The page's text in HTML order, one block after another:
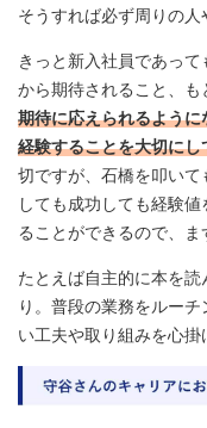
そうすれば必ず周りの人
きっと新入社員であっ
から期待されること、も
期待に応えられるよう
経験することを大切にし
切ですが、石橋を叩い
しても成功しても経験
ることができるので、ま
たとえば自主的に本を
り。普段の業務をルー
い工夫や取り組みを心掛